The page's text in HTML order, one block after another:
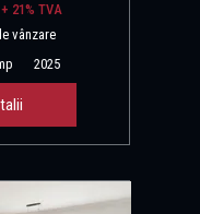
21% TVA
vânzare
2025